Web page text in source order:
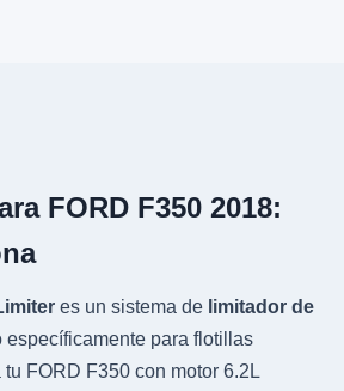
FORD F350 2018:
es un sistema de limitador de
específicamente para flotillas
FORD F350 con motor 6.2L